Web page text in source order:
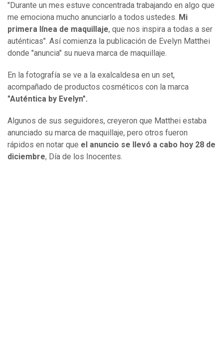
"Durante un mes estuve concentrada trabajando en algo que
me emociona mucho anunciarlo a todos ustedes. Mi
primera línea de maquillaje, que nos inspira a todas a ser
auténticas". Así comienza la publicación de Evelyn Matthei
donde "anuncia" su nueva marca de maquillaje.
En la fotografía se ve a la exalcaldesa en un set,
acompañado de productos cosméticos con la marca
"Auténtica by Evelyn".
Algunos de sus seguidores, creyeron que Matthei estaba
anunciado su marca de maquillaje, pero otros fueron
rápidos en notar que el anuncio se llevó a cabo hoy 28 de
diciembre, Día de los Inocentes.